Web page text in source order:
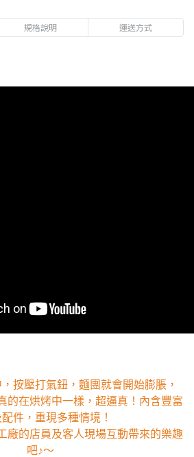
規格說明 運送方式
按壓打氣鈕，麵團就會開始膨脹，
的在烘烤中一樣，超逼真！內含豐富
件，重現多種情境！
廠的店員及客人現場互動帶來的樂趣
吧♪～